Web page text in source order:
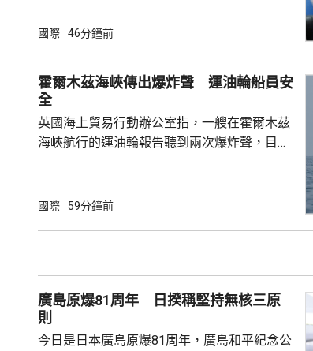
長達7小時，恩芬天奴發言時承認錯誤及道
員，會後聲明重申全力支持恩芬天奴，但承認
出售賽事股權的計劃是犯下錯誤，相關程序本
應以不同的方式處理，強調無意將國際足協
理...
國際 46分鐘前
霍爾木茲海峽傳出爆炸聲 運油輪船員安
全
英國海上貿易行動辦公室指，一艘在霍爾木茲
海峽航行的運油輪報告聽到兩次爆炸聲，目前
呼籲航經霍爾木茲海峽的船隻保持警惕。
國際 59分鐘前
廣島原爆81周年 日揆稱堅持無核三原
則
今日是日本廣島原爆81周年，廣島和平紀念公